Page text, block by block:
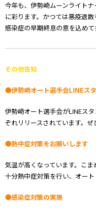
今年も、伊勢崎ムーンライト
に彩ります。かつては悪疫退
感染症の早期終息の意を込めて
その他告知
●伊勢崎オート選手会LINEス
伊勢崎オート選手会がLINEス
ぞれリリースされています。
●熱中症対策をお願いします
気温が高くなっています。こま
十分熱中症対策を行い、オート
●感染症対策の実施